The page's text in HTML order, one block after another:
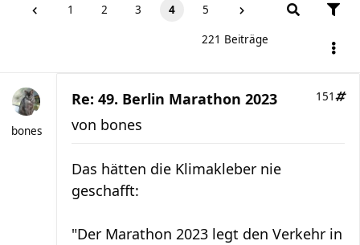
1 2 3 4 5
221 Beiträge
bones
Re: 49. Berlin Marathon 2023 151
von bones
Das hätten die Klimakleber nie
geschafft:
"Der Marathon 2023 legt den Verkehr in